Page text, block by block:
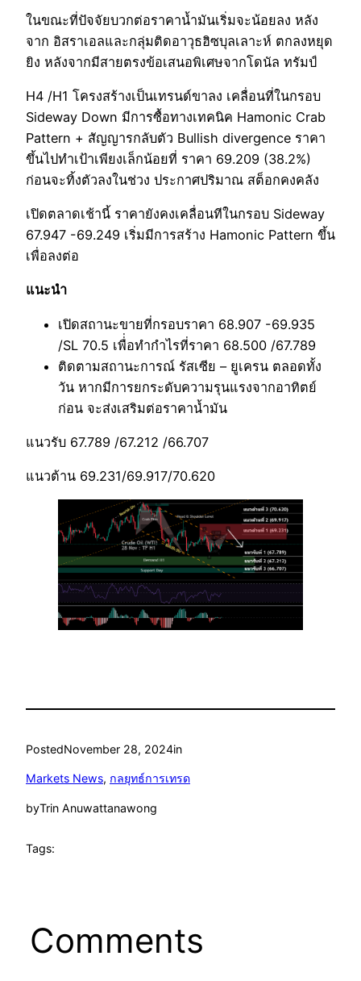
ในขณะที่ปัจจัยบวกต่อราคาน้ำมันเริ่มจะน้อยลง หลัง
จาก อิสราเอลและกลุ่มติดอาวุธฮิซบุลเลาะห์ ตกลงหยุด
ยิง หลังจากมีสายตรงข้อเสนอพิเศษจากโดนัล ทรัมป์
H4 /H1 โครงสร้างเป็นเทรนด์ขาลง เคลื่อนที่ในกรอบ
Sideway Down มีการซื้อทางเทคนิค Hamonic Crab
Pattern + สัญญารกลับตัว Bullish divergence ราคา
ขึ้นไปทำเป้าเพียงเล็กน้อยที่ ราคา 69.209 (38.2%)
ก่อนจะทิ้งตัวลงในช่วง ประกาศปริมาณ สต็อกคงคลัง
เปิดตลาดเช้านี้ ราคายังคงเคลื่อนทีในกรอบ Sideway
67.947 -69.249 เริ่มมีการสร้าง Hamonic Pattern ขึ้น
เพื่อลงต่อ
แนะนำ
เปิดสถานะขายที่กรอบราคา 68.907 -69.935
/SL 70.5 เพื่่อทำกำไรที่ราคา 68.500 /67.789
ติดตามสถานะการณ์ รัสเซีย – ยูเครน ตลอดทั้ง
วัน หากมีการยกระดับความรุนแรงจากอาทิตย์
ก่อน จะส่งเสริมต่อราคาน้ำมัน
แนวรับ 67.789 /67.212 /66.707
แนวต้าน 69.231/69.917/70.620
PostedNovember 28, 2024in
Markets News, กลยุทธ์การเทรด
byTrin Anuwattanawong
Tags:
Comments